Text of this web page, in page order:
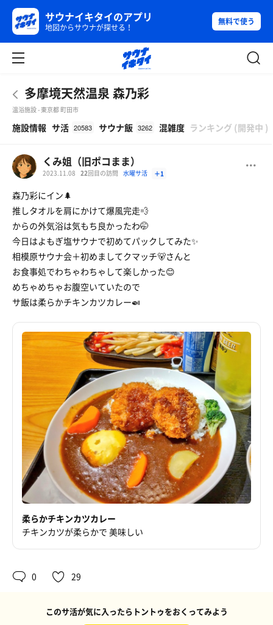
サウナイキタイのアプリ
地図からサウナが探せる！
無料で使う
多摩境天然温泉 森乃彩
温浴施設 - 東京都 町田市
施設情報 サ活 20583 サウナ飯 3262 混雑度 ランキング (開発中 )
くみ姐（旧ポコまま）
2023.11.08 22回目の訪問 水曜サ活 ＋1
森乃彩にイン🌲
推しタオルを肩にかけて爆風完走💨
からの外気浴は気もち良かったわ🤭
今日はよもぎ塩サウナで初めてパックしてみた✨
相模原サウナ会＋初めましてクマッチ🐻さんと
お食事処でわちゃわちゃして楽しかった😊
めちゃめちゃお腹空いていたので
サ飯は柔らかチキンカツカレー🍛
柔らかチキンカツカレー
チキンカツが柔らかで 美味しい
0 29
このサ活が気に入ったらトントゥをおくってみよう